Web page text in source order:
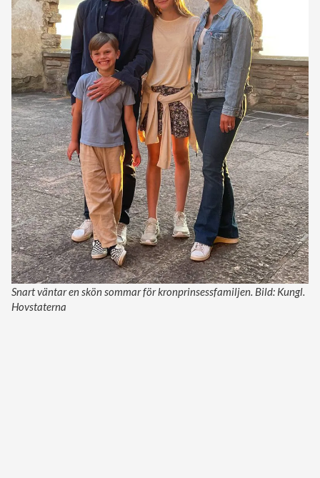
Snart väntar en skön sommar för kronprinsessfamiljen. Bild: Kungl.
Hovstaterna